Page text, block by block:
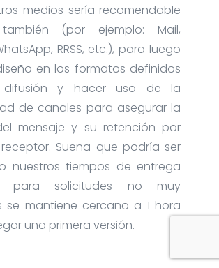
medios sería recomendable
(por ejemplo: Mail,
RRSS, etc.), para luego
en los formatos definidos
y hacer uso de la
de canales para asegurar la
mensaje y su retención por
Suena que podría ser
nuestros tiempos de entrega
para solicitudes no muy
se mantiene cercano a 1 hora
una primera versión.